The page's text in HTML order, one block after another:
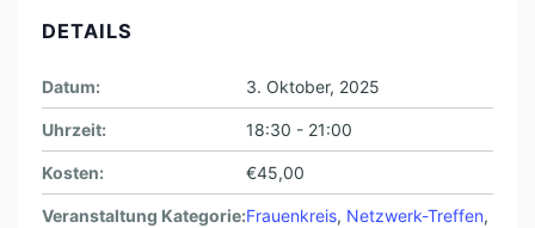
DETAILS
Datum: 3. Oktober, 2025
Uhrzeit: 18:30 - 21:00
Kosten: €45,00
Veranstaltung Kategorie:Frauenkreis, Netzwerk-Treffen,